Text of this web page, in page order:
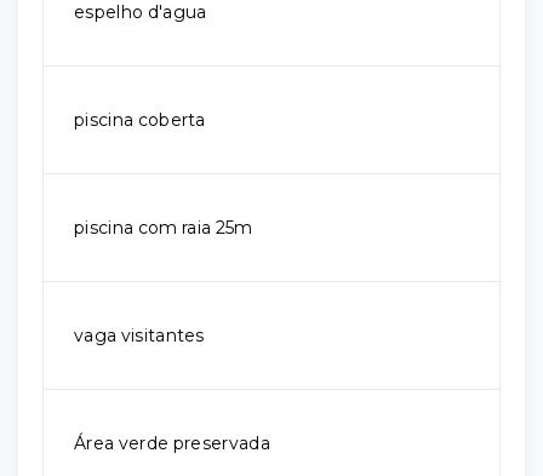
espelho d'agua
piscina coberta
piscina com raia 25m
vaga visitantes
Área verde preservada